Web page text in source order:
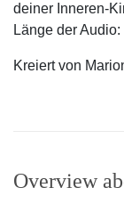
deiner Inneren-
Länge der Audio:
Kreiert von
Overview